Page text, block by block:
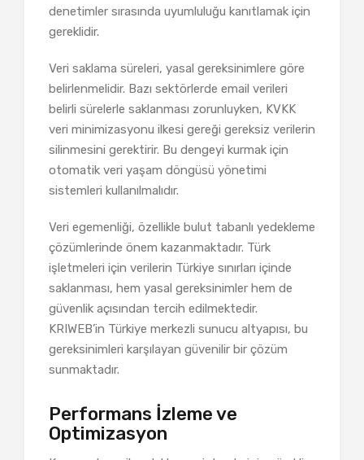
denetimler sırasında uyumluluğu kanıtlamak için
gereklidir.
Veri saklama süreleri, yasal gereksinimlere göre
belirlenmelidir. Bazı sektörlerde email verileri
belirli sürelerle saklanması zorunluyken, KVKK
veri minimizasyonu ilkesi gereği gereksiz verilerin
silinmesini gerektirir. Bu dengeyi kurmak için
otomatik veri yaşam döngüsü yönetimi
sistemleri kullanılmalıdır.
Veri egemenliği, özellikle bulut tabanlı yedekleme
çözümlerinde önem kazanmaktadır. Türk
işletmeleri için verilerin Türkiye sınırları içinde
saklanması, hem yasal gereksinimler hem de
güvenlik açısından tercih edilmektedir.
KRIWEB’in Türkiye merkezli sunucu altyapısı, bu
gereksinimleri karşılayan güvenilir bir çözüm
sunmaktadır.
Performans İzleme ve
Optimizasyon